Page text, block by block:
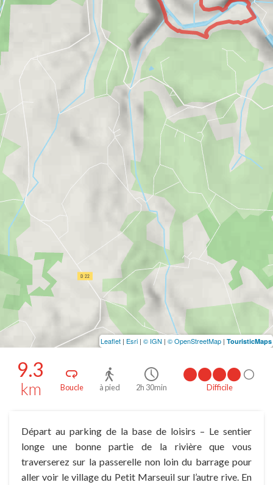
9.3
km Boucle à pied 2h 30min Difficile
Départ au parking de la base de loisirs – Le sentier
longe une bonne partie de la rivière que vous
traverserez sur la passerelle non loin du barrage pour
aller voir le village du Petit Marseuil sur l’autre rive. En
Leaflet | Esri | © IGN | © OpenStreetMap | TouristicMaps